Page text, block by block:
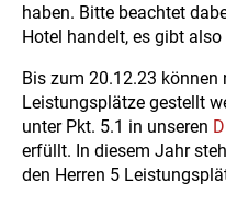
haben. Bitte beachtet
Hotel handelt, es gibt
Bis zum 20.12.23 können
Leistungsplätze gestellt
unter Pkt. 5.1 in unseren
erfüllt. In diesem Jahr
den Herren 5